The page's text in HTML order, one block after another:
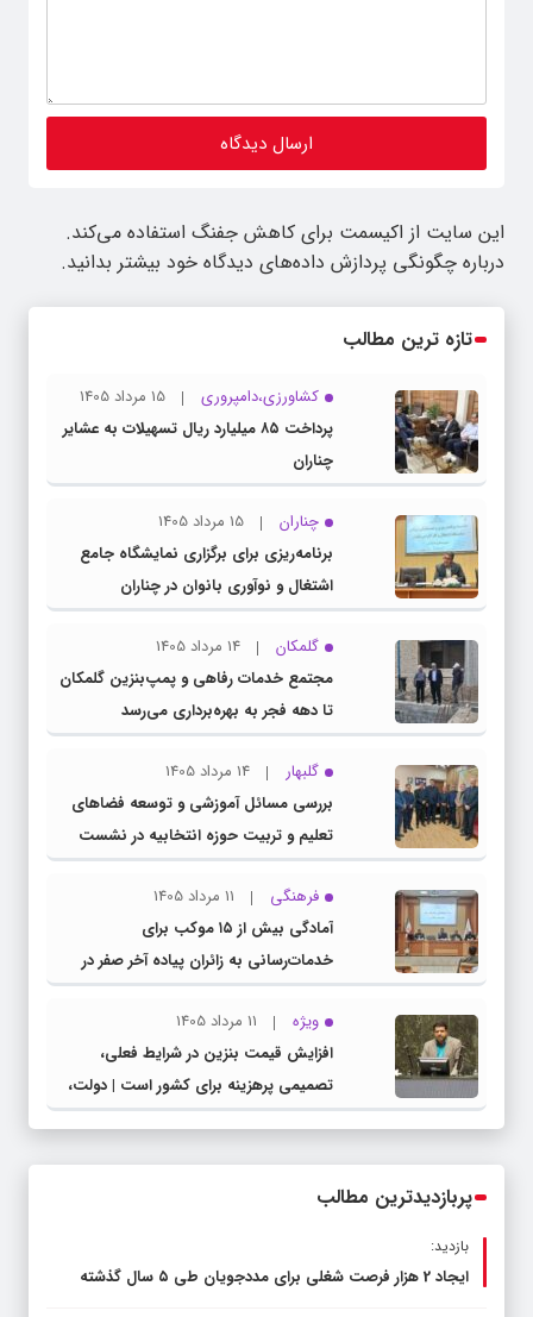
این سایت از اکیسمت برای کاهش جفنگ استفاده می‌کند.
درباره چگونگی پردازش داده‌های دیدگاه خود بیشتر بدانید.
تازه ترین مطالب
کشاورزی،دامپروری
15 مرداد 1405
پرداخت ۸۵ میلیارد ریال تسهیلات به عشایر
چناران
چناران
15 مرداد 1405
برنامه‌ریزی برای برگزاری نمایشگاه جامع
اشتغال و نوآوری بانوان در چناران
گلمکان
14 مرداد 1405
مجتمع خدمات رفاهی و پمپ‌بنزین گلمکان
تا دهه فجر به بهره‌برداری می‌رسد
گلبهار
14 مرداد 1405
بررسی مسائل آموزشی و توسعه فضاهای
تعلیم و تربیت حوزه انتخابیه در نشست
مشترک عضو کمیسیون آموزش مجلس با
مدیرکل آموزش و پرورش خراسان رضوی
فرهنگی
11 مرداد 1405
آمادگی بیش از ۱۵ موکب برای
خدمات‌رسانی به زائران پیاده آخر صفر در
شهرستان چناران
ویژه
11 مرداد 1405
افزایش قیمت بنزین در شرایط فعلی،
تصمیمی پرهزینه برای کشور است | دولت،
قاچاق سوخت و عوامل اصلی ناترازی را
پربازدیدترین مطالب
بازدید:
ایجاد 2 هزار فرصت شغلی برای مددجویان طی ۵ سال گذشته